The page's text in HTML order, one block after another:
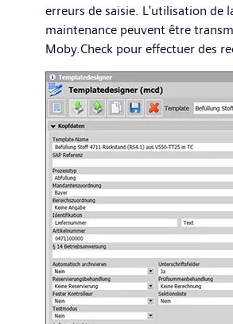
erreurs de saisie. L'utilisation de
maintenance peuvent être
Moby.Check pour effectuer des